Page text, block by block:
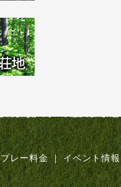
プレー料金 ｜ イベント情報